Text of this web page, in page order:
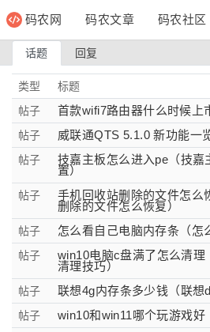
码农网 码农文章 码农社区
话题 回复
类型
标题
帖子
首款wifi7路由器什么时候上
帖子 威联通QTS 5.1.0 新功能一
帖子
技嘉主板怎么进入pe（技嘉
置）
帖子
手机回收站删除的文件怎么
删除的文件怎么恢复）
帖子 怎么看自己电脑内存条（怎
帖子
win10电脑c盘满了怎么清
清理技巧）
帖子 联想4g内存条多少钱（联想
帖子 win10和win11哪个玩游戏好